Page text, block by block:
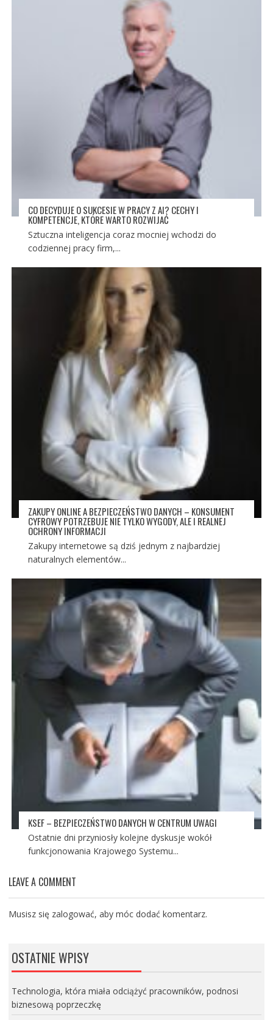
CO DECYDUJE O SUKCESIE W PRACY Z AI? CECHY I
KOMPETENCJE, KTÓRE WARTO ROZWIJAĆ
Sztuczna inteligencja coraz mocniej wchodzi do
codziennej pracy firm,...
ZAKUPY ONLINE A BEZPIECZEŃSTWO DANYCH – KONSUMENT
CYFROWY POTRZEBUJE NIE TYLKO WYGODY, ALE I REALNEJ
OCHRONY INFORMACJI
Zakupy internetowe są dziś jednym z najbardziej
naturalnych elementów...
KSEF – BEZPIECZEŃSTWO DANYCH W CENTRUM UWAGI
Ostatnie dni przyniosły kolejne dyskusje wokół
funkcjonowania Krajowego Systemu...
LEAVE A COMMENT
Musisz się zalogować, aby móc dodać komentarz.
OSTATNIE WPISY
Technologia, która miała odciążyć pracowników, podnosi
biznesową poprzeczkę